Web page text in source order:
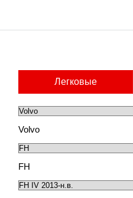
Легковые
Volvo
FH